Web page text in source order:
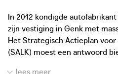
In 2012 kondigde
zijn vestiging in Genk met
Het Strategisch Actieplan
(SALK) moest een antwoord